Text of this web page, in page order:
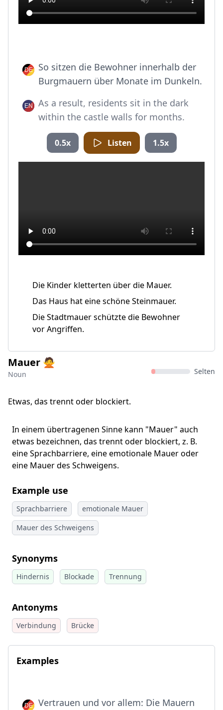
So sitzen die Bewohner innerhalb der
Burgmauern über Monate im Dunkeln.
As a result, residents sit in the dark
within the castle walls for months.
0.5x Listen 1.5x
Die Kinder kletterten über die Mauer.
Das Haus hat eine schöne Steinmauer.
Die Stadtmauer schützte die Bewohner
vor Angriffen.
Mauer 🙅
Noun Selten
Etwas, das trennt oder blockiert.
In einem übertragenen Sinne kann "Mauer" auch
etwas bezeichnen, das trennt oder blockiert, z. B.
eine Sprachbarriere, eine emotionale Mauer oder
eine Mauer des Schweigens.
Example use
Sprachbarriere
emotionale Mauer
Mauer des Schweigens
Synonyms
Hindernis Blockade Trennung
Antonyms
Verbindung Brücke
Examples
Vertrauen und vor allem: Die Mauern